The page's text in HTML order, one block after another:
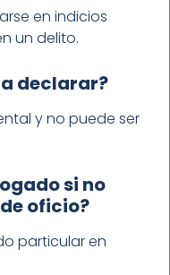
en indicios
un delito.
a declarar?
y no puede ser
si no
oficio?
particular en